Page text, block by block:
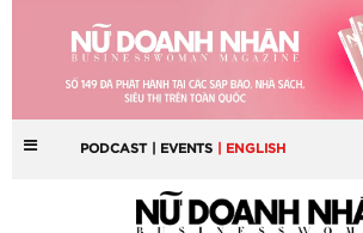
PODCAST | EVENTS | ENGLISH